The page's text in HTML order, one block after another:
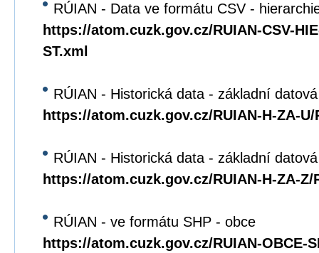
RÚIAN - Data ve formátu CSV -
https://atom.cuzk.gov.cz/RUIAN-CSV-
ST.xml
RÚIAN - Historická data - základní
https://atom.cuzk.gov.cz/RUIAN-H-ZA-U/
RÚIAN - Historická data - základní
https://atom.cuzk.gov.cz/RUIAN-H-ZA-Z/
RÚIAN - ve formátu SHP - obce
https://atom.cuzk.gov.cz/RUIAN-OBCE-